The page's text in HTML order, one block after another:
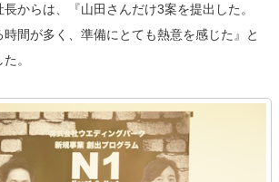
からは、『山田さんだけ3案を提出した。
間が多く、準備にとても熱意を感じた』と
。